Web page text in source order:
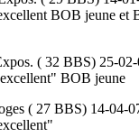
BOB jeune et
( 32 BBS) 25-
BOB jeune
( 27 BBS) 14-04-